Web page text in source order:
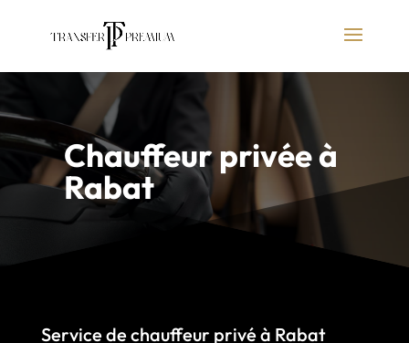
Chauffeur privée à
Rabat
Service de chauffeur privé à Rabat